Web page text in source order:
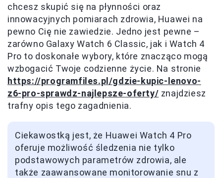
chcesz skupić się na płynności oraz
innowacyjnych pomiarach zdrowia, Huawei na
pewno Cię nie zawiedzie. Jedno jest pewne –
zarówno Galaxy Watch 6 Classic, jak i Watch 4
Pro to doskonałe wybory, które znacząco mogą
wzbogacić Twoje codzienne życie. Na stronie
https://programfiles.pl/gdzie-kupic-lenovo-
z6-pro-sprawdz-najlepsze-oferty/ znajdziesz
trafny opis tego zagadnienia.
Ciekawostką jest, że Huawei Watch 4 Pro
oferuje możliwość śledzenia nie tylko
podstawowych parametrów zdrowia, ale
także zaawansowane monitorowanie snu z